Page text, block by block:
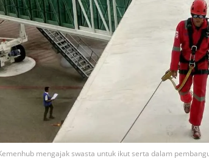
Kemenhub mengajak swasta untuk ikut serta dalam